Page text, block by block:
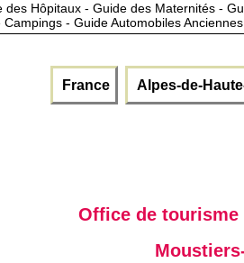
Hôpitaux - Guide des Maternités -
- Guide Automobiles
France Alpes-de-
Office de tourisme